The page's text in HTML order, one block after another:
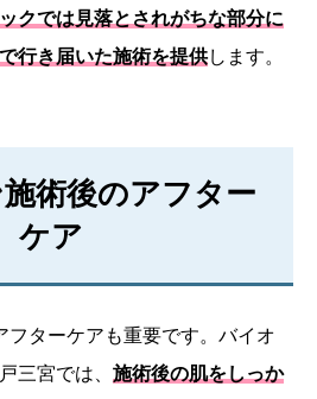
クでは見落とされがちな部分に
行き届いた施術を提供します。
術後のアフター
ケア
フターケアも重要です。バイオ
三宮では、 施術後の肌をしっか